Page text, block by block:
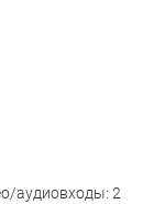
аудиовходы: 2